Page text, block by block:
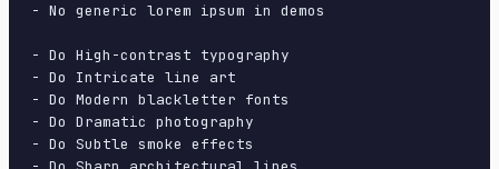
- No generic lorem ipsum in demos
- Do High-contrast typography
- Do Intricate line art
- Do Modern blackletter fonts
- Do Dramatic photography
- Do Subtle smoke effects